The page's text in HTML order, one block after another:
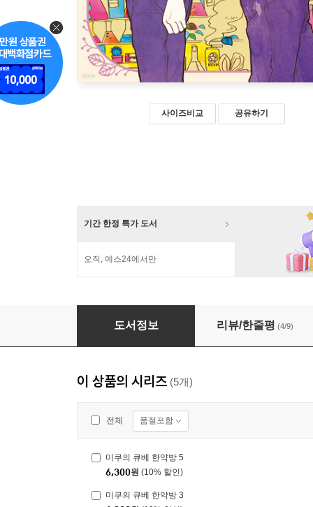
사이즈비교 공유하기
기간 한정 특가 도서
오직, 예스24에서만
미쿠의 큐베 한약방 4
도서정보 리뷰/한줄평 (4/9)
이 상품의 시리즈 (5개)
전체 품절포함
미쿠의 큐베 한약방 5
6,300원 (10% 할인)
미쿠의 큐베 한약방 3